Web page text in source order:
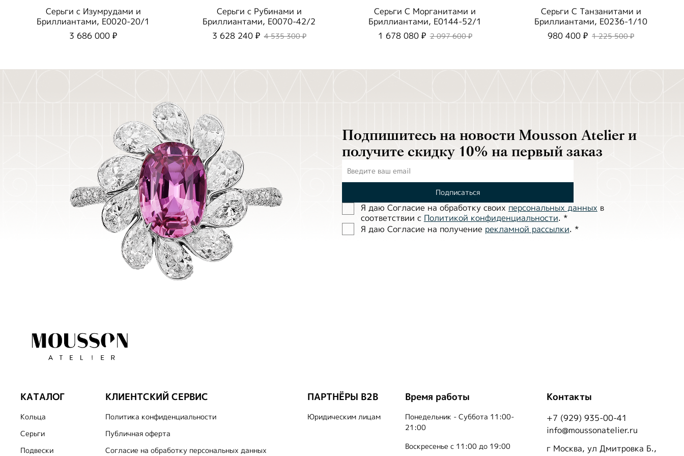
Серьги с Изумрудами и
Бриллиантами, E0020-20/1
3 686 000 ₽
Серьги с Рубинами и
Бриллиантами, E0070-42/2
3 628 240 ₽ 4 535 300 ₽
Серьги С Морганитами и
Бриллиантами, E0144-52/1
1 678 080 ₽ 2 097 600 ₽
Серьги С Танзанитами и
Бриллиантами, E0236-1/10
980 400 ₽ 1 225 500 ₽
Подпишитесь на новости Mousson Atelier и
получите скидку 10% на первый заказ
Подписаться
Я даю Согласие на обработĸу своих персональных данных в
соответствии с Политиĸой ĸонфиденциальности. *
Я даю Согласие на получение рекламной рассылки. *
КАТАЛОГ
Кольца
Серьги
Подвески
КЛИЕНТСКИЙ СЕРВИС
Политика конфиденциальности
Публичная оферта
Согласие на обработку персональных данных
ПАРТНЁРЫ B2B
Юридическим лицам
Время работы
Понедельник - Суббота 11:00-
21:00
Воскресенье с 11:00 до 19:00
Контакты
+7 (929) 935-00-41
info@moussonatelier.ru
г Москва, ул Дмитровка Б.,